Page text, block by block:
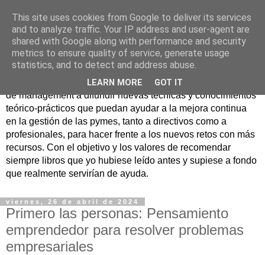
Nuevo Viernes - Nuevo
Libro
Nace con la misión de ayudar mediante la lectura de libros
de management a difundir nuevas técnicas y conocimientos
teórico-prácticos que puedan ayudar a la mejora continua
en la gestión de las pymes, tanto a directivos como a
profesionales, para hacer frente a los nuevos retos con más
recursos. Con el objetivo y los valores de recomendar
siempre libros que yo hubiese leído antes y supiese a fondo
que realmente servirían de ayuda.
viernes, 26 de abril de 2024
Primero las personas: Pensamiento
emprendedor para resolver problemas
empresariales
This site uses cookies from Google to deliver its services
and to analyze traffic. Your IP address and user-agent are
shared with Google along with performance and security
metrics to ensure quality of service, generate usage
statistics, and to detect and address abuse.
LEARN MORE GOT IT